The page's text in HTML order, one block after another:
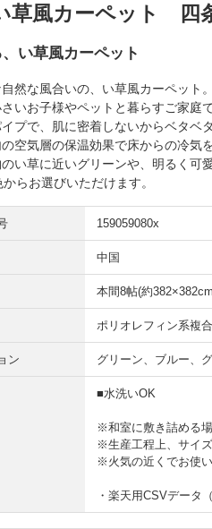
草風カーペット 四
い草風カーペット
然な風合いの、い草風カーペット
いお子様やペットと暮らすご家庭
プで、肌に密着しないからベタベ
空気層の保温効果で床からの冷気
い草に近いグリーンや、明るく可
らお選びいただけます。
159059080x
中国
本間8帖(約
ポリオレフィン系複
ン グリーン、ブルー、
■水洗いOK
※和室に敷き詰める
※生産工程上、サイ
※火気の近くでお使
・楽天用CSVデータ